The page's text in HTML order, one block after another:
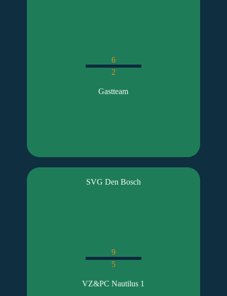
6
2
Gastteam
SVG Den Bosch
9
5
VZ&PC Nautilus 1